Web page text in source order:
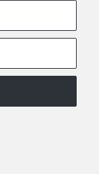
♥ - ,,Mały